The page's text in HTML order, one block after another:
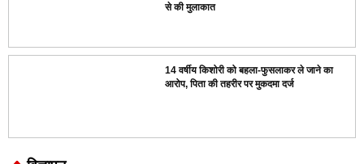
से की मुलाकात
14 वर्षीय किशोरी को बहला-फुसलाकर ले जाने का
आरोप, पिता की तहरीर पर मुकदमा दर्ज